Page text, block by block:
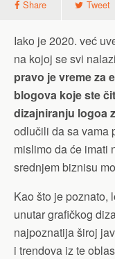
Share Tweet
Iako je 2020. već
na kojoj se svi
pravo je vreme za
blogova koje ste
dizajniranju logoa
odlučili da sa vama
mislimo da će imati
srednjem biznisu
Kao što je poznato,
unutar grafičkog
najpoznatija široj
i trendova iz te